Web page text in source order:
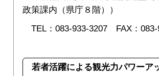
政策課内（県庁８階））
TEL：083-933-3207 FAX：083-
若者活躍による観光力パワーア